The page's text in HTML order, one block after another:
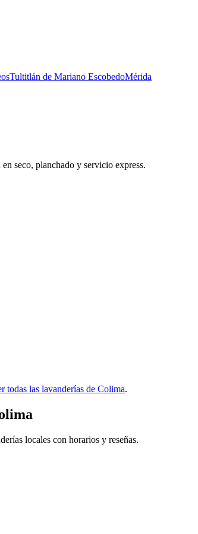
Tultitlán de Mariano EscobedoMérida
seco, planchado y servicio express.
todas las lavanderías de Colima.
locales con horarios y reseñas.